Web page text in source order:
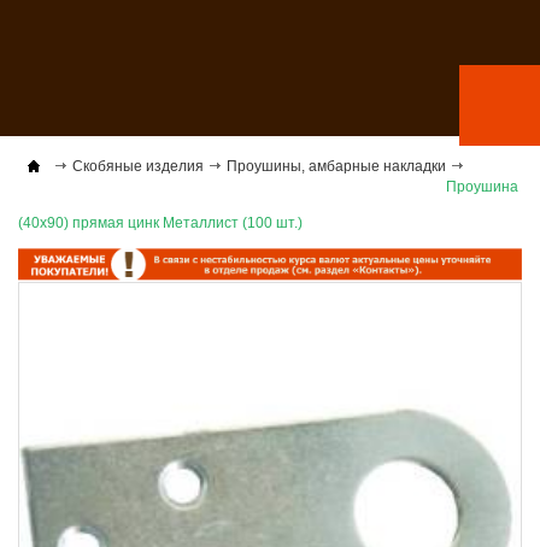
Скобяные изделия
Проушины, амбарные накладки
Проушина
(40х90) прямая цинк Металлист (100 шт.)